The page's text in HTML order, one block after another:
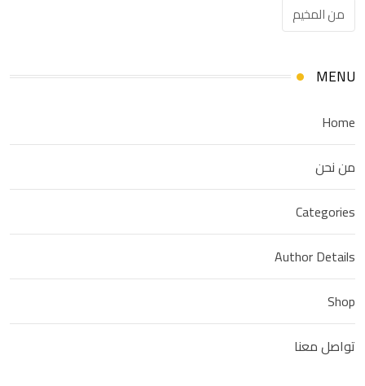
من المخيم
MENU
Home
من نحن
Categories
Author Details
Shop
تواصل معنا